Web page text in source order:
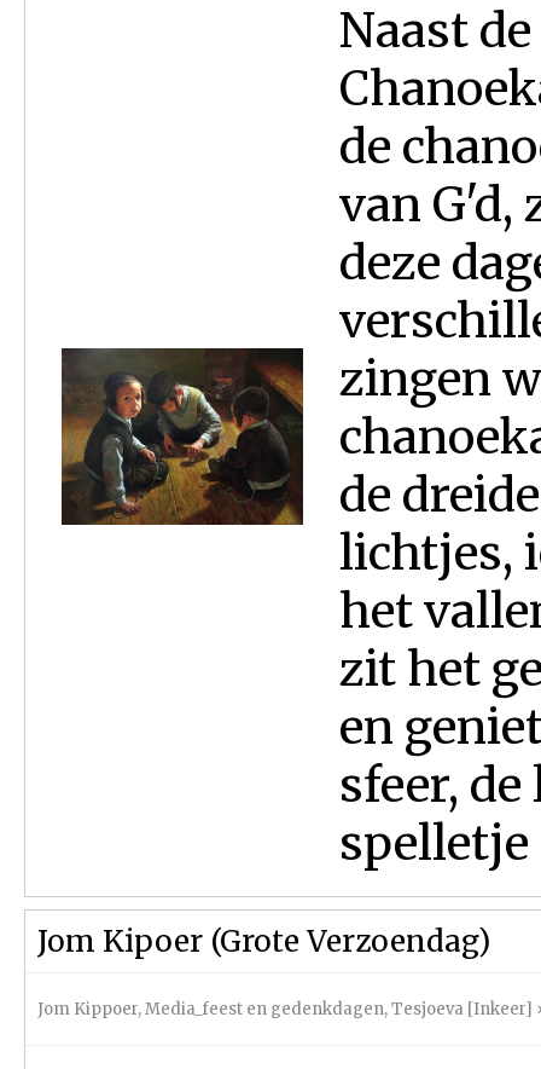
Naast
de
van G'd,
deze
zingen
de
lichtjes,
het
zit het
en
sfeer,
spelletje
Jom Kipoer (Grote Verzoendag)
Jom Kippoer,Media_feest en gedenkdagen,Tesjoeva [Inkeer]